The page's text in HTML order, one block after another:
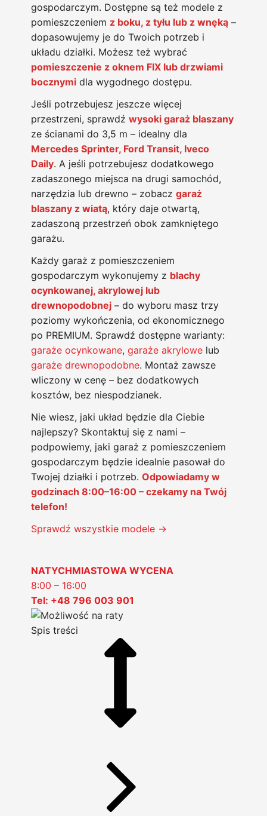
gospodarczym. Dostępne są też modele z
pomieszczeniem z boku, z tyłu lub z wnęką –
dopasowujemy je do Twoich potrzeb i
układu działki. Możesz też wybrać
pomieszczenie z oknem FIX lub drzwiami
bocznymi dla wygodnego dostępu.
Jeśli potrzebujesz jeszcze więcej
przestrzeni, sprawdź wysoki garaż blaszany
ze ścianami do 3,5 m – idealny dla
Mercedes Sprinter, Ford Transit, Iveco
Daily. A jeśli potrzebujesz dodatkowego
zadaszonego miejsca na drugi samochód,
narzędzia lub drewno – zobacz garaż
blaszany z wiatą, który daje otwartą,
zadaszoną przestrzeń obok zamkniętego
garażu.
Każdy garaż z pomieszczeniem
gospodarczym wykonujemy z blachy
ocynkowanej, akrylowej lub
drewnopodobnej – do wyboru masz trzy
poziomy wykończenia, od ekonomicznego
po PREMIUM. Sprawdź dostępne warianty:
garaże ocynkowane, garaże akrylowe lub
garaże drewnopodobne. Montaż zawsze
wliczony w cenę – bez dodatkowych
kosztów, bez niespodzianek.
Nie wiesz, jaki układ będzie dla Ciebie
najlepszy? Skontaktuj się z nami –
podpowiemy, jaki garaż z pomieszczeniem
gospodarczym będzie idealnie pasował do
Twojej działki i potrzeb. Odpowiadamy w
godzinach 8:00–16:00 – czekamy na Twój
telefon!
Sprawdź wszystkie modele →
NATYCHMIASTOWA WYCENA
8:00 – 16:00
Tel: +48 796 003 901
Spis treści